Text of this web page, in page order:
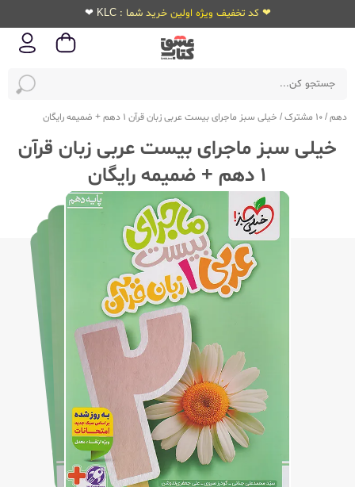
❤ کد تخفیف ویژه اولین خرید شما : KLC ❤
دهم/10 مشترک / خیلی سبز ماجرای بیست عربی زبان قرآن 1 دهم + ضمیمه رایگان
خیلی سبز ماجرای بیست عربی زبان قرآن
1 دهم + ضمیمه رایگان